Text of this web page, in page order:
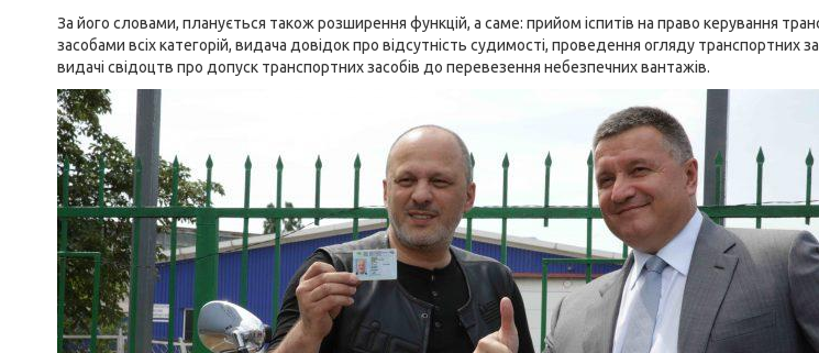
За його словами, планується також розширення функцій, а саме: прийом іспитів на право керування
засобами всіх категорій, видача довідок про відсутність судимості, проведення огляду транспортних
видачі свідоцтв про допуск транспортних засобів до перевезення небезпечних вантажів.